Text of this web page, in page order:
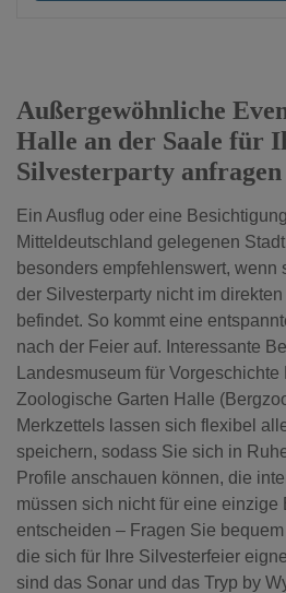
Außergewöhnliche
Halle an der Saale für
Silvesterparty anfragen
Ein Ausflug oder eine
Mitteldeutschland gelegenen
besonders empfehlenswert, wenn
der Silvesterparty nicht im
befindet. So kommt eine
nach der Feier auf. Interessante
Landesmuseum für
Zoologische Garten Halle
Merkzettels lassen sich flexibel
speichern, sodass Sie sich in
Profile anschauen können, die
müssen sich nicht für eine einzige
entscheiden – Fragen Sie
die sich für Ihre Silvesterfeier
sind das Sonar und das Tryp by